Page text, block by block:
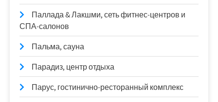
Паллада & Лакшми, сеть фитнес-центров и
СПА-салонов
Пальма, сауна
Парадиз, центр отдыха
Парус, гостинично-ресторанный комплекс